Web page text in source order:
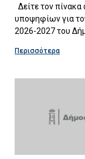
Δείτε τον
υποψηφίων για
2026-2027 του
Περισσότερα